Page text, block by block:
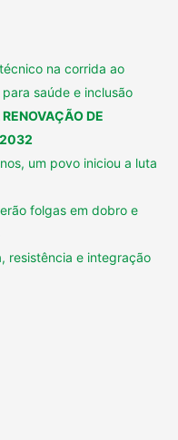
na corrida ao
saúde e inclusão
DE
2032
um povo iniciou a luta
folgas em dobro e
resistência e integração